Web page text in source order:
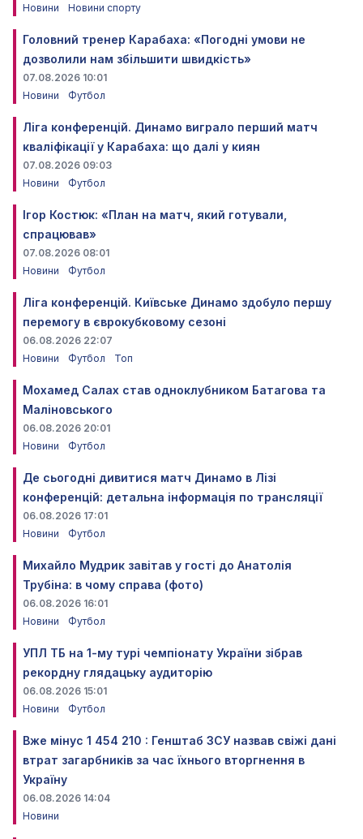
Новини
Новини спорту
Головний тренер Карабаха: «Погодні умови не
дозволили нам збільшити швидкість»
07.08.2026 10:01
Новини
Футбол
Ліга конференцій. Динамо виграло перший матч
кваліфікації у Карабаха: що далі у киян
07.08.2026 09:03
Новини
Футбол
Ігор Костюк: «План на матч, який готували,
спрацював»
07.08.2026 08:01
Новини
Футбол
Ліга конференцій. Київське Динамо здобуло першу
перемогу в єврокубковому сезоні
06.08.2026 22:07
Новини
Футбол Топ
Мохамед Салах став одноклубником Батагова та
Маліновського
06.08.2026 20:01
Новини
Футбол
Де сьогодні дивитися матч Динамо в Лізі
конференцій: детальна інформація по трансляції
06.08.2026 17:01
Новини
Футбол
Михайло Мудрик завітав у гості до Анатолія
Трубіна: в чому справа (фото)
06.08.2026 16:01
Новини
Футбол
УПЛ ТБ на 1-му турі чемпіонату України зібрав
рекордну глядацьку аудиторію
06.08.2026 15:01
Новини
Футбол
Вже мінус 1 454 210 : Генштаб ЗСУ назвав свіжі дані
втрат загарбників за час їхнього вторгнення в
Україну
06.08.2026 14:04
Новини